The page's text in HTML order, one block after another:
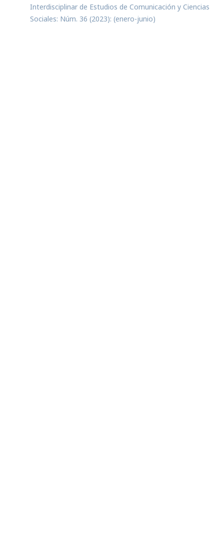
Interdisciplinar de Estudios de Comunicación y Ciencias
Sociales: Núm. 36 (2023): (enero-junio)